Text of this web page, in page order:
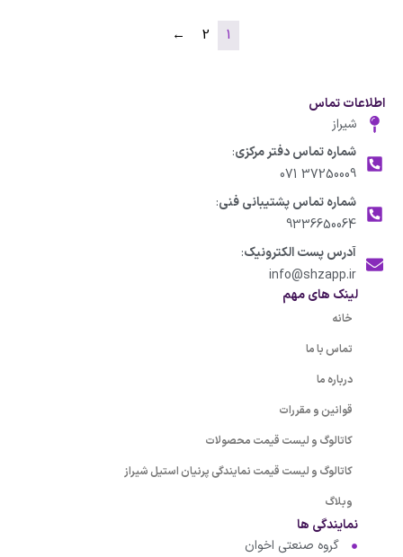
1
2
←
اطلاعات تماس
شیراز
شماره تماس دفتر مرکزی:
37250009 071
شماره تماس پشتیبانی فنی:
9336650064
آدرس پست الکترونیک:
info@shzapp.ir
لینک های مهم
خانه
تماس با ما
درباره ما
قوانین و مقررات
کاتالوگ و لیست قیمت محصولات
کاتالوگ و لیست قیمت نمایندگی پرنیان استیل شیراز
وبلاگ
نمایندگی ها
گروه صنعتی اخوان